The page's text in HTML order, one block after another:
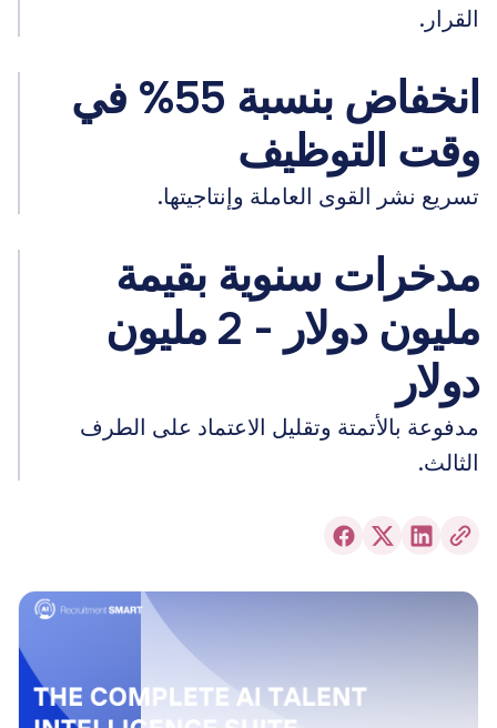
القرار.
انخفاض بنسبة 55% في
وقت التوظيف
تسريع نشر القوى العاملة وإنتاجيتها.
مدخرات سنوية بقيمة
مليون دولار - 2 مليون
دولار
مدفوعة بالأتمتة وتقليل الاعتماد على الطرف
الثالث.